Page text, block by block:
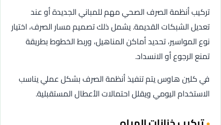
تركيب أنظمة الصرف الصحي مهم للمباني الجديدة أو عند
تعديل الشبكات القديمة. يشمل ذلك تصميم مسار الصرف، اختيار
نوع المواسير، تحديد أماكن المناهيل، وربط الخطوط بطريقة
تمنع الرجوع أو الانسداد.
في كلين هاوس يتم تنفيذ أنظمة الصرف بشكل عملي يناسب
الاستخدام اليومي ويقلل احتمالات الأعطال المستقبلية.